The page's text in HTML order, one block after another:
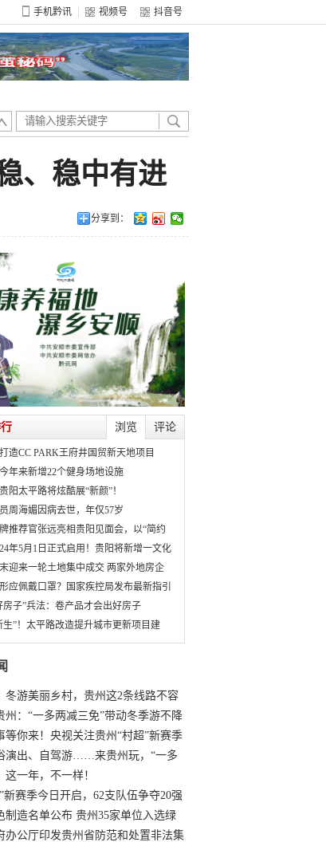
手机黔讯 视频号 抖音号
、稳中有进
分享到：
浏览 评论
造CC PARK王府井国贸新天地项目
年来新增22个健身场地设施
阳太平路将炫酷展“新颜”！
周海媚因病去世，年仅57岁
推荐官张远亮相贵阳见面会，以“简约
年5月1日正式启用！贵阳将新增一文化
迎来一轮土地集中成交 两家外地房企
应佩戴口罩？国家疾控局发布最新指引
房子”兵法：卷产品才会出好房子
生”！太平路改造提升城市更新项目建
冬游美丽乡村，贵州这2条线路不容
州：“一多两减三免”带动冬季游不降
等你来！央视关注贵州“村超”新赛季
演出、自驾游……来贵州玩，“一多
这一年，不一样！
新赛季今日开启，62支队伍争夺20强
制造名单公布 贵州35家单位入选绿
办公厅印发贵州省防范和处置非法集